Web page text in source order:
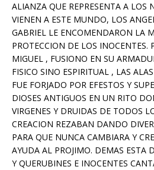
ALIANZA QUE REPRESENTA A LOS
VIENEN A ESTE MUNDO, LOS
GABRIEL LE ENCOMENDARON LA
PROTECCION DE LOS INOCENTES.
MIGUEL , FUSIONO EN SU
FISICO SINO ESPIRITUAL , LAS
FUE FORJADO POR EFESTOS Y
DIOSES ANTIGUOS EN UN RITO
VIRGENES Y DRUIDAS DE TODOS
CREACION REZABAN DANDO
PARA QUE NUNCA CAMBIARA Y
AYUDA AL PROJIMO. DEMAS ESTA
Y QUERUBINES E INOCENTES